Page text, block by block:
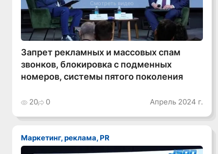
Смотреть видео
Запрет рекламных и массовых спам
звонков, блокировка с подменных
номеров, системы пятого поколения
20 0 Апрель 2024 г.
Маркетинг, реклама, PR